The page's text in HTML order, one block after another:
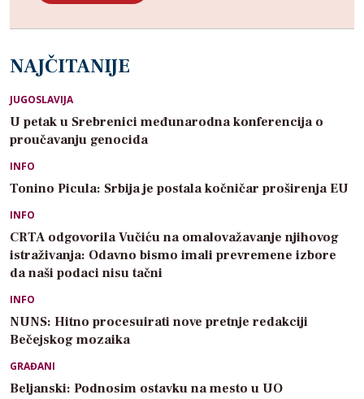
NAJČITANIJE
JUGOSLAVIJA
U petak u Srebrenici međunarodna konferencija o
proučavanju genocida
INFO
Tonino Picula: Srbija je postala kočničar proširenja EU
INFO
CRTA odgovorila Vučiću na omalovažavanje njihovog
istraživanja: Odavno bismo imali prevremene izbore
da naši podaci nisu tačni
INFO
NUNS: Hitno procesuirati nove pretnje redakciji
Bečejskog mozaika
GRAĐANI
Beljanski: Podnosim ostavku na mesto u UO